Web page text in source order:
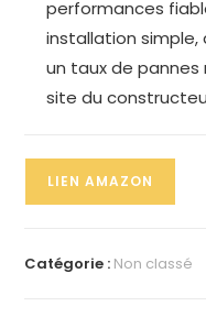
performances
installation
un taux de pannes
site du
LIEN AMAZON
Catégorie : Non classé